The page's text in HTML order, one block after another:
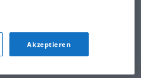
Akzeptieren